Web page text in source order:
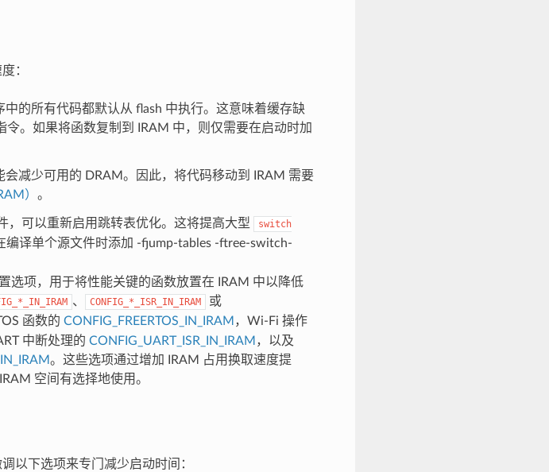
：
的所有代码都默认从 flash 中执行。这意味着缓存缺
。如果将函数复制到 IRAM 中，则仅需要在启动时加
会减少可用的 DRAM。因此，将代码移动到 IRAM 需要
） 。
，可以重新启用跳转表优化。这将提高大型
switch
编译单个源文件时添加 -fjump-tables -ftree-switch-
选项，用于将性能关键的函数放置在 IRAM 中以降低
、 CONFIG_*_ISR_IN_IRAM 或
函数的 CONFIG_FREERTOS_IN_IRAM ，Wi-Fi 操作
中断处理的 CONFIG_UART_ISR_IN_IRAM ，以及
。这些选项通过增加 IRAM 占用换取速度提
空间有选择地使用。
以下选项来专门减少启动时间：